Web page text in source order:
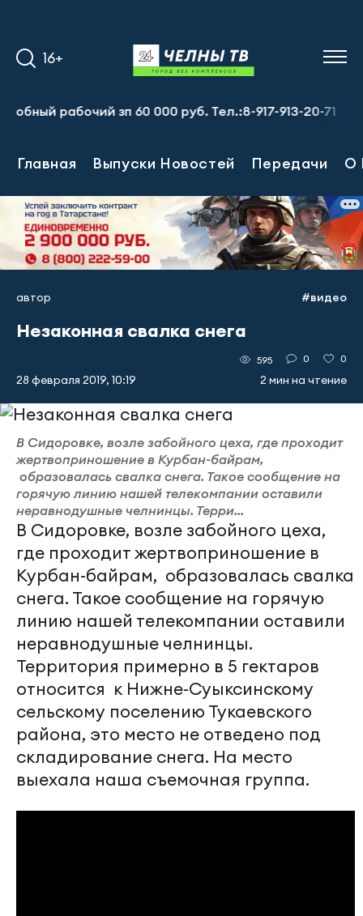
16+
рабочий зп 60 000 руб. Тел.:8-917-913-20-71
Главная Выпуски Новостей Передачи О
автор #видео
Незаконная свалка снега
28 февраля 2019, 10:19
595 0 0
2 мин на чтение
В Сидоровке, возле забойного цеха, где проходит
жертвоприношение в Курбан-байрам,
образовалась свалка снега. Такое сообщение на
горячую линию нашей телекомпании оставили
неравнодушные челнинцы. Терри...
В Сидоровке, возле забойного цеха,
где проходит жертвоприношение в
Курбан-байрам, образовалась свалка
снега. Такое сообщение на горячую
линию нашей телекомпании оставили
неравнодушные челнинцы.
Территория примерно в 5 гектаров
относится к Нижне-Суыксинскому
сельскому поселению Тукаевского
района, это место не отведено под
складирование снега. На место
выехала наша съемочная группа.